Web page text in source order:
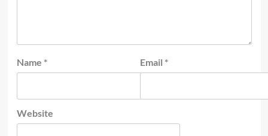
Name * Email *
Website